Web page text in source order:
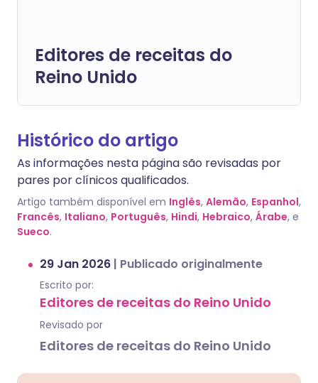
Editores de receitas do
Reino Unido
Histórico do artigo
As informações nesta página são revisadas por
pares por clínicos qualificados.
Artigo também disponível em Inglês, Alemão, Espanhol,
Francês, Italiano, Português, Hindi, Hebraico, Árabe, e
Sueco.
29 Jan 2026 | Publicado originalmente
Escrito por:
Editores de receitas do Reino Unido
Revisado por
Editores de receitas do Reino Unido